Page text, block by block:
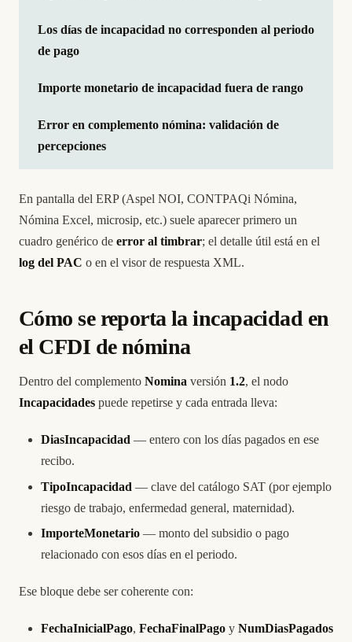
Los días de incapacidad no corresponden al periodo
de pago
Importe monetario de incapacidad fuera de rango
Error en complemento nómina: validación de
percepciones
En pantalla del ERP (Aspel NOI, CONTPAQi Nómina,
Nómina Excel, microsip, etc.) suele aparecer primero un
cuadro genérico de error al timbrar; el detalle útil está en el
log del PAC o en el visor de respuesta XML.
Cómo se reporta la incapacidad en
el CFDI de nómina
Dentro del complemento Nomina versión 1.2, el nodo
Incapacidades puede repetirse y cada entrada lleva:
DiasIncapacidad — entero con los días pagados en ese
recibo.
TipoIncapacidad — clave del catálogo SAT (por ejemplo
riesgo de trabajo, enfermedad general, maternidad).
ImporteMonetario — monto del subsidio o pago
relacionado con esos días en el periodo.
Ese bloque debe ser coherente con:
FechaInicialPago, FechaFinalPago y NumDiasPagados